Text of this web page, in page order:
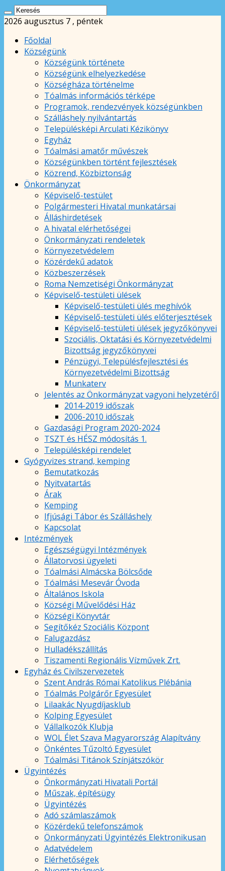
2026 augusztus 7 , péntek
Főoldal
Községünk
Községünk története
Községünk elhelyezkedése
Községháza történelme
Tóalmás információs térképe
Programok, rendezvények községünkben
Szálláshely nyilvántartás
Településképi Arculati Kézikönyv
Egyház
Tóalmási amatőr művészek
Községünkben történt fejlesztések
Közrend, Közbiztonság
Önkormányzat
Képviselő-testület
Polgármesteri Hivatal munkatársai
Álláshirdetések
A hivatal elérhetőségei
Önkormányzati rendeletek
Környezetvédelem
Közérdekű adatok
Közbeszerzések
Roma Nemzetiségi Önkormányzat
Képviselő-testületi ülések
Képviselő-testületi ülés meghívók
Képviselő-testületi ülés előterjesztések
Képviselő-testületi ülések jegyzőkönyvei
Szociális, Oktatási és Környezetvédelmi
Bizottság jegyzőkönyvei
Pénzügyi, Településfejlesztési és
Környezetvédelmi Bizottság
Munkaterv
Jelentés az Önkormányzat vagyoni helyzetéről
2014-2019 időszak
2006-2010 időszak
Gazdasági Program 2020-2024
TSZT és HÉSZ módosítás 1.
Településképi rendelet
Gyógyvizes strand, kemping
Bemutatkozás
Nyitvatartás
Árak
Kemping
Ifjúsági Tábor és Szálláshely
Kapcsolat
Intézmények
Egészségügyi Intézmények
Állatorvosi ügyeleti
Tóalmási Almácska Bölcsőde
Tóalmási Mesevár Óvoda
Általános Iskola
Községi Művelődési Ház
Községi Könyvtár
Segítőkéz Szociális Központ
Falugazdász
Hulladékszállítás
Tiszamenti Regionális Vízművek Zrt.
Egyház és Civilszervezetek
Szent András Római Katolikus Plébánia
Tóalmás Polgárőr Egyesület
Lilaakác Nyugdíjasklub
Kolping Egyesület
Vállalkozók Klubja
WOL Élet Szava Magyarország Alapítvány
Önkéntes Tűzoltó Egyesület
Tóalmási Titánok Színjátszókör
Ügyintézés
Önkormányzati Hivatali Portál
Műszak, építésügy
Ügyintézés
Adó számlaszámok
Közérdekű telefonszámok
Önkormányzati Ügyintézés Elektronikusan
Adatvédelem
Elérhetőségek